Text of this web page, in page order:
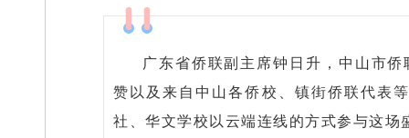
广东省侨联副主席钟日升，中山市
赞以及来自中山各侨校、镇街侨联代表
社、华文学校以云端连线的方式参与这